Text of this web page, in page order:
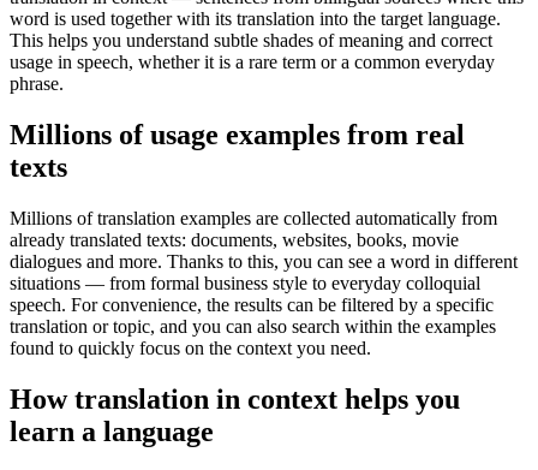
word is used together with its translation into the target language.
This helps you understand subtle shades of meaning and correct
usage in speech, whether it is a rare term or a common everyday
phrase.
Millions of usage examples from real
texts
Millions of translation examples are collected automatically from
already translated texts: documents, websites, books, movie
dialogues and more. Thanks to this, you can see a word in different
situations — from formal business style to everyday colloquial
speech. For convenience, the results can be filtered by a specific
translation or topic, and you can also search within the examples
found to quickly focus on the context you need.
How translation in context helps you
learn a language